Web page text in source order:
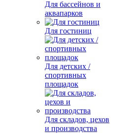
Для бассейнов и
аквапарков
Для гостиниц
Для детских /
спортивных
площадок
Для складов, цехов
и производства